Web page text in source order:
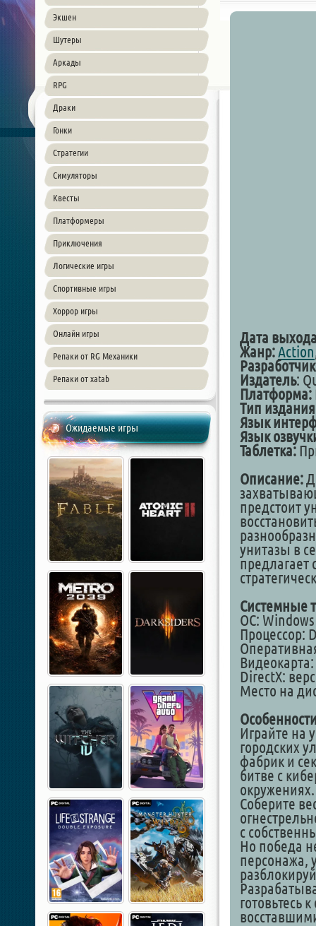
Экшен
Шутеры
Аркады
RPG
Драки
Гонки
Стратегии
Симуляторы
Квесты
Платформеры
Приключения
Логические игры
Спортивные игры
Хоррор игры
Онлайн игры
Репаки от RG Механики
Репаки от xatab
Ожидаемые игры
Дата
Жанр:Action
Издатель:
Платформа:
Тип издания
Язык
Язык
Таблетка:
Описание:
предстоит
унитазы в
предлагает
Системные
ОС: Windows
Процессор:
Видеокарта:
DirectX:
Место на
Играйте на
городских
фабрик и
битве с
окружениях.
Соберите
с
Но победа
персонажа,
готовьтесь